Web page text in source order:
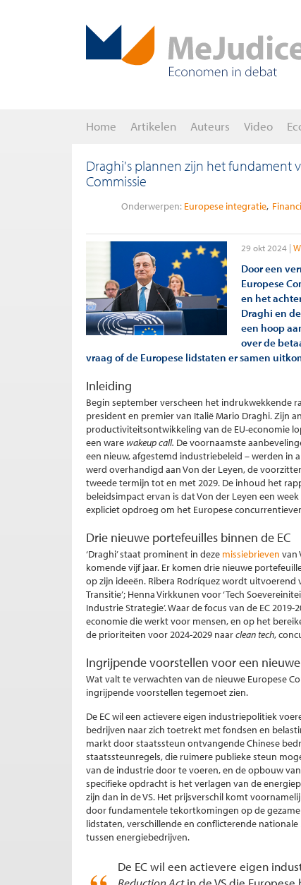
Home Artikelen Auteurs Video
Draghi's plannen zijn het fundament
Commissie
Onderwerpen: Europese integratie
29 okt 2024
Door een
Europese
en het
Draghi en
een hoop
over de
vraag of de Europese lidstaten er samen
Inleiding
Begin september verscheen het indrukwekkende
president en premier van Italië Mario Draghi. Zijn
productiviteitsontwikkeling van de EU-economie
een ware wakeup call. De voornaamste
een nieuw, afgestemd industriebeleid – werden
werd overhandigd aan Von der Leyen, de
tweede termijn tot en met 2029. De inhoud het
beleidsimpact ervan is dat Von der Leyen een
expliciet opdroeg om het Europese
Drie nieuwe portefeuilles binnen de EC
‘Draghi’ staat prominent in deze missiebrieven van
komende vijf jaar. Er komen drie nieuwe
op zijn ideeën. Ribera Rodríquez wordt uitvoerend
Transitie’; Henna Virkkunen voor ‘Tech
Industrie Strategie’. Waar de focus van de EC
economie die werkt voor mensen, en op het
de prioriteiten voor 2024-2029 naarclean tech,
Ingrijpende voorstellen voor een
Wat valt te verwachten van de nieuwe Europese
ingrijpende voorstellen tegemoet zien.
De EC wil een actievere eigen industriepolitiek
bedrijven naar zich toetrekt met fondsen en
markt door staatssteun ontvangende Chinese
staatssteunregels, die ruimere publieke steun
van de industrie door te voeren, en de opbouw
specifieke opdracht is het verlagen van de
zijn dan in de VS. Het prijsverschil komt
door fundamentele tekortkomingen op de
lidstaten, verschillende en conflicterende
tussen energiebedrijven.
De EC wil een actievere eigen